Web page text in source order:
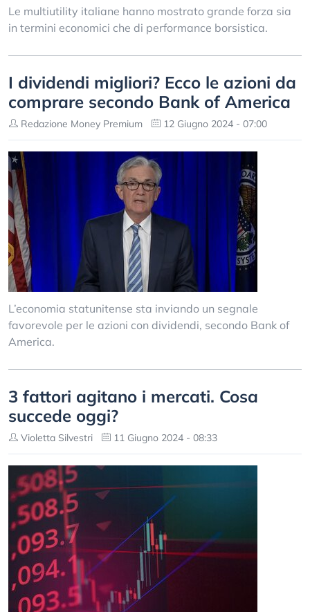
Le multiutility italiane hanno mostrato grande forza sia
in termini economici che di performance borsistica.
I dividendi migliori? Ecco le azioni da
comprare secondo Bank of America
Redazione Money Premium 12 Giugno 2024 - 07:00
L’economia statunitense sta inviando un segnale
favorevole per le azioni con dividendi, secondo Bank of
America.
3 fattori agitano i mercati. Cosa
succede oggi?
Violetta Silvestri 11 Giugno 2024 - 08:33